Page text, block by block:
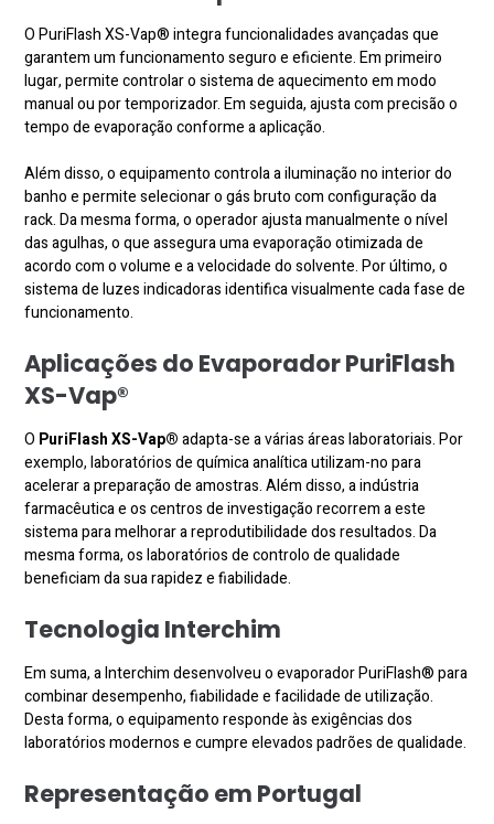
O PuriFlash XS-Vap® integra funcionalidades avançadas que
garantem um funcionamento seguro e eficiente. Em primeiro
lugar, permite controlar o sistema de aquecimento em modo
manual ou por temporizador. Em seguida, ajusta com precisão o
tempo de evaporação conforme a aplicação.
Além disso, o equipamento controla a iluminação no interior do
banho e permite selecionar o gás bruto com configuração da
rack. Da mesma forma, o operador ajusta manualmente o nível
das agulhas, o que assegura uma evaporação otimizada de
acordo com o volume e a velocidade do solvente. Por último, o
sistema de luzes indicadoras identifica visualmente cada fase de
funcionamento.
Aplicações do Evaporador PuriFlash
XS-Vap®
O PuriFlash XS-Vap®adapta-se a várias áreas laboratoriais. Por
exemplo, laboratórios de química analítica utilizam-no para
acelerar a preparação de amostras. Além disso, a indústria
farmacêutica e os centros de investigação recorrem a este
sistema para melhorar a reprodutibilidade dos resultados. Da
mesma forma, os laboratórios de controlo de qualidade
beneficiam da sua rapidez e fiabilidade.
Tecnologia Interchim
Em suma, a Interchim desenvolveu o evaporador PuriFlash® para
combinar desempenho, fiabilidade e facilidade de utilização.
Desta forma, o equipamento responde às exigências dos
laboratórios modernos e cumpre elevados padrões de qualidade.
Representação em Portugal